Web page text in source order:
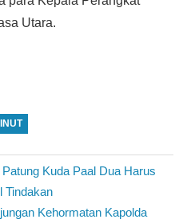
Utara.
Kuda Paal Dua Harus
Tindakan
Kehormatan Kapolda